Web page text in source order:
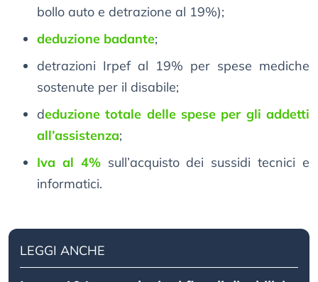
bollo auto e detrazione al 19%);
deduzione badante;
detrazioni Irpef al 19% per spese mediche
sostenute per il disabile;
deduzione totale delle spese per gli addetti
all’assistenza;
Iva al 4%sull’acquisto dei sussidi tecnici e
informatici.
LEGGI ANCHE